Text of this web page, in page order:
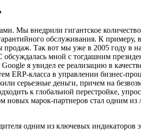
Мы внедрили гигантское количество
обслуживания. К примеру,
Так вот мы уже в 2005 году в
мной с тогдашним
я увидел ее реализацию в
ERP-класса в управлении бизнес-
серьезные деньги, причем на
к глобальной перестройке,
новых марок-партнеров стал одним
одним из ключевых индикаторов